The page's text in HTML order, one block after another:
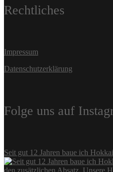
Rechtliches
Impressum
Datenschutzerklärung
Folge uns auf
Seit gut 12 Jahren baue ich